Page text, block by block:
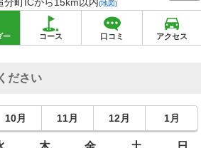
分町ICから15km以内(地図)
ー コース 口コミ アクセス
ださい
10月 11月 12月 1月